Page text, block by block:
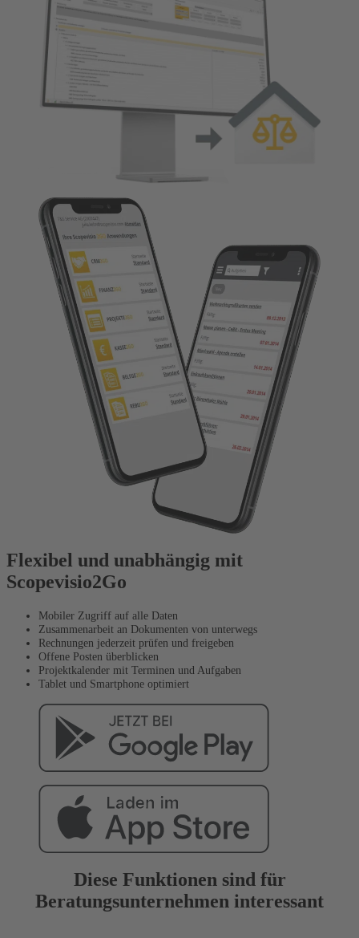
Flexibel und unabhängig mit
Scopevisio2Go
Mobiler Zugriff auf alle Daten
Zusammenarbeit an Dokumenten von unterwegs
Rechnungen jederzeit prüfen und freigeben
Offene Posten überblicken
Projektkalender mit Terminen und Aufgaben
Tablet und Smartphone optimiert
Diese Funktionen sind für
Beratungsunternehmen interessant